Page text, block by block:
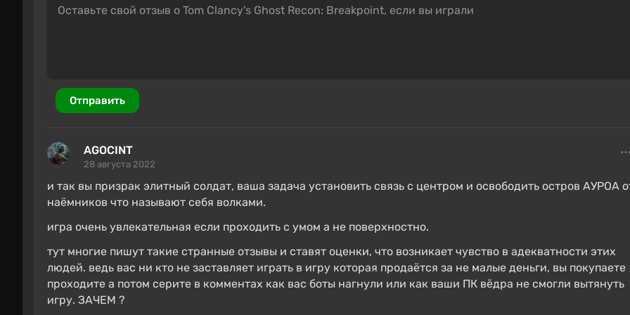
Действие Breakpoint развивается на огромном вымышленном архипелаге Аврора, расположенном
Отправить
AGOCINT
28 августа 2022
и так вы призрак элитный солдат, ваша задача установить связь с центром и освободить остров АУРОА
наёмников что называют себя волками.
игра очень увлекательная если проходить с умом а не поверхностно.
тут многие пишут такие странные отзывы и ставят оценки, что возникает чувство в адекватности этих
людей. ведь вас ни кто не заставляет играть в игру которая продаётся за не малые деньги, вы покупаете
проходите а потом серите в комментах как вас боты нагнули или как ваши ПК вёдра не смогли вытянуть
игру. ЗАЧЕМ ?